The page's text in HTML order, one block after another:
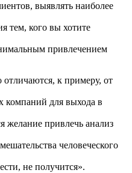
выявлять наиболее
тем, кого вы хотите
привлечением
к примеру, от
компаний для выхода в
желание привлечь анализ
человеческого
не получится».